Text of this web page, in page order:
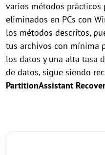
varios métodos prácticos
eliminados en PCs con
los métodos descritos,
tus archivos con mínima
los datos y una alta tasa
de datos, sigue siendo
PartitionAssistant